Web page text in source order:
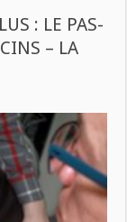
: LE PAS-
– LA